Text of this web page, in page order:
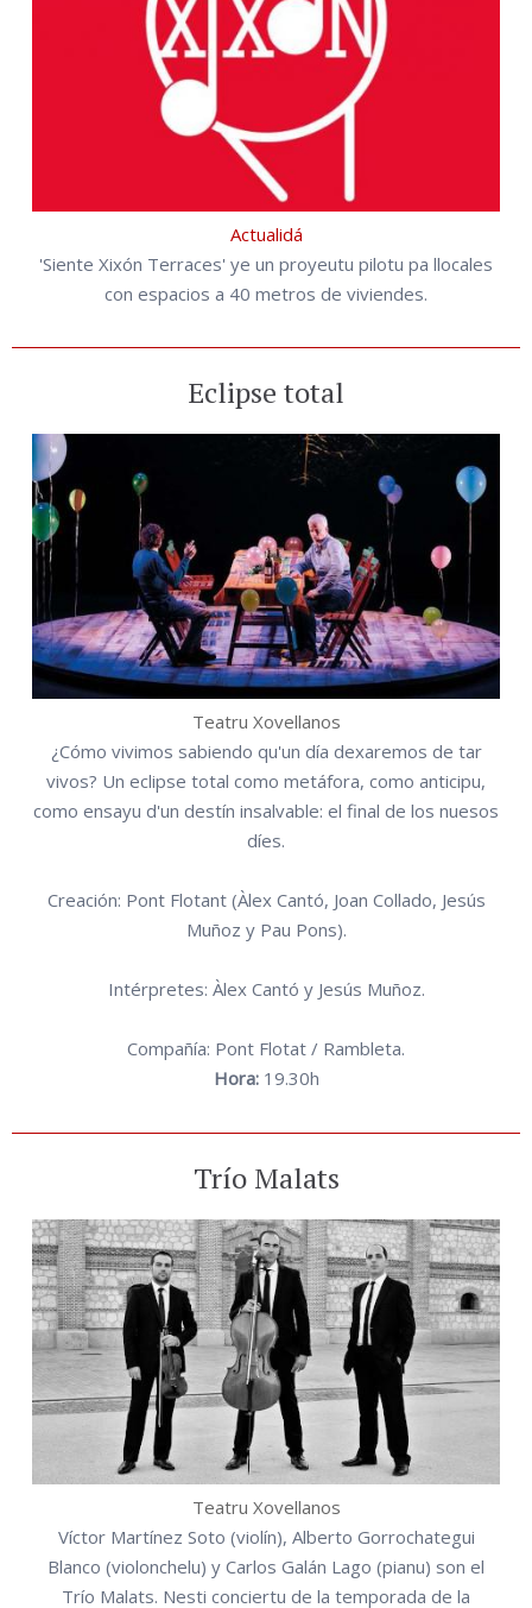
Actualidá
'Siente Xixón Terraces' ye un proyeutu pilotu pa llocales
con espacios a 40 metros de viviendes.
Eclipse total
Teatru Xovellanos
¿Cómo vivimos sabiendo qu'un día dexaremos de tar
vivos? Un eclipse total como metáfora, como anticipu,
como ensayu d'un destín insalvable: el final de los nuesos
díes.
Creación: Pont Flotant (Àlex Cantó, Joan Collado, Jesús
Muñoz y Pau Pons).
Intérpretes: Àlex Cantó y Jesús Muñoz.
Compañía: Pont Flotat / Rambleta.
Hora:19.30h
Trío Malats
Teatru Xovellanos
Víctor Martínez Soto (violín), Alberto Gorrochategui
Blanco (violonchelu) y Carlos Galán Lago (pianu) son el
Trío Malats. Nesti conciertu de la temporada de la